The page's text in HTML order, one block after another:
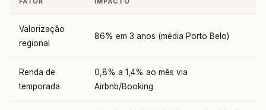
Valorização
regional
86% em 3 anos (média Porto Belo)
Renda de
temporada
0,8% a 1,4% ao mês via
Airbnb/Booking